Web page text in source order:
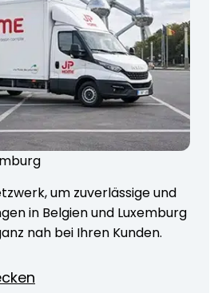
um zuverlässige und
in Belgien und Luxemburg
nah bei Ihren Kunden.